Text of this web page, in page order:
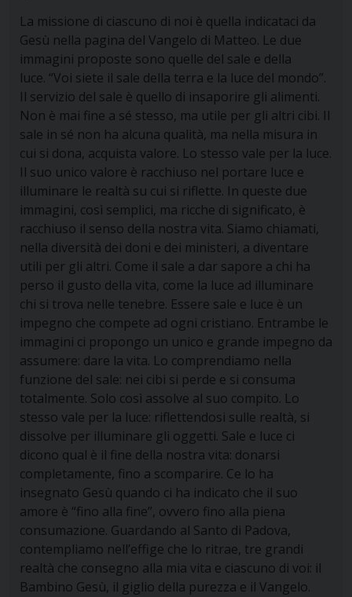
La missione di ciascuno di noi è quella indicataci da
Gesù nella pagina del Vangelo di Matteo. Le due
immagini proposte sono quelle del sale e della
luce. “Voi siete il sale della terra e la luce del mondo”.
Il servizio del sale è quello di insaporire gli alimenti.
Non è mai fine a sé stesso, ma utile per gli altri cibi. Il
sale in sé non ha alcuna qualità, ma nella misura in
cui si dona, acquista valore. Lo stesso vale per la luce.
Il suo unico valore è racchiuso nel portare luce e
illuminare le realtà su cui si riflette. In queste due
immagini, così semplici, ma ricche di significato, è
racchiuso il senso della nostra vita. Siamo chiamati,
nella diversità dei doni e dei ministeri, a diventare
utili per gli altri. Come il sale a dar sapore a chi ha
perso il gusto della vita, come la luce ad illuminare
chi si trova nelle tenebre. Essere sale e luce è un
impegno che compete ad ogni cristiano. Entrambe le
immagini ci propongo un unico e grande impegno da
assumere: dare la vita. Lo comprendiamo nella
funzione del sale: nei cibi si perde e si consuma
totalmente. Solo così assolve al suo compito. Lo
stesso vale per la luce: riflettendosi sulle realtà, si
dissolve per illuminare gli oggetti. Sale e luce ci
dicono qual è il fine della nostra vita: donarsi
completamente, fino a scomparire. Ce lo ha
insegnato Gesù quando ci ha indicato che il suo
amore è “fino alla fine”, ovvero fino alla piena
consumazione. Guardando al Santo di Padova,
contempliamo nell’effige che lo ritrae, tre grandi
realtà che consegno alla mia vita e ciascuno di voi: il
Bambino Gesù, il giglio della purezza e il Vangelo.